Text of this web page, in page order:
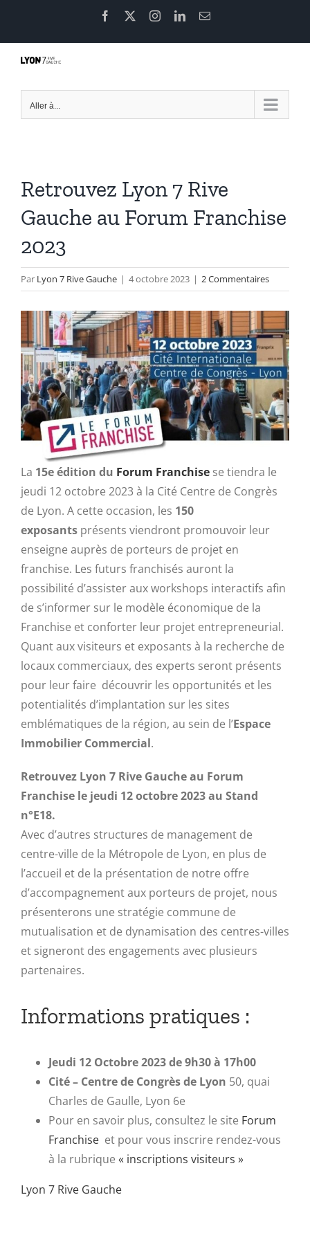
contenu
Facebook InstagramLinkedInEmail
Aller à...
Retrouvez Lyon 7 Rive
Gauche au Forum Franchise
2023
Par Lyon 7 Rive Gauche | 4 octobre 2023 | 2 Commentaires
La 15e édition du Forum Franchise se tiendra le
jeudi 12 octobre 2023 à la Cité Centre de Congrès
de Lyon. A cette occasion, les 150
exposants présents viendront promouvoir leur
enseigne auprès de porteurs de projet en
franchise. Les futurs franchisés auront la
possibilité d’assister aux workshops interactifs afin
de s’informer sur le modèle économique de la
Franchise et conforter leur projet entrepreneurial.
Quant aux visiteurs et exposants à la recherche de
locaux commerciaux, des experts seront présents
pour leur faire découvrir les opportunités et les
potentialités d’implantation sur les sites
emblématiques de la région, au sein de l’Espace
Immobilier Commercial.
Retrouvez Lyon 7 Rive Gauche au Forum
Franchise le jeudi 12 octobre 2023 au Stand
n°E18.
Avec d’autres structures de management de
centre-ville de la Métropole de Lyon, en plus de
l’accueil et de la présentation de notre offre
d’accompagnement aux porteurs de projet, nous
présenterons une stratégie commune de
mutualisation et de dynamisation des centres-villes
et signeront des engagements avec plusieurs
partenaires.
Informations pratiques :
Jeudi 12 Octobre 2023 de 9h30 à 17h00
Cité – Centre de Congrès de Lyon 50, quai
Charles de Gaulle, Lyon 6e
Pour en savoir plus, consultez le site Forum
Franchise et pour vous inscrire rendez-vous
à la rubrique « inscriptions visiteurs »
Lyon 7 Rive Gauche